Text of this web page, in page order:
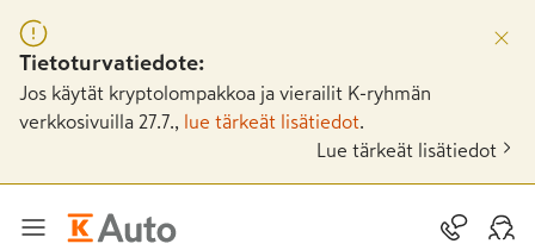
Tietoturvatiedote:
Jos käytät kryptolompakkoa ja vierailit K-ryhmän
verkkosivuilla 27.7.,
lue tärkeät lisätiedot
Lue tärkeät lisätiedot